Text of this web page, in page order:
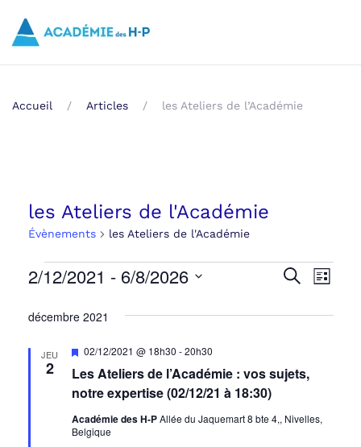
Skip to main content
Accueil Articles les Ateliers de l’Académie
les Ateliers de l'Académie
Évènements les Ateliers de l'Académie
Évènements
vues
Recherche
Liste
2/12/2021 - 6/8/2026
une
décembre 2021
JEU
2
Les Ateliers de l’Académie : vos sujets,
notre expertise (02/12/21 à 18:30)
Mis
avant
02/12/2021 @ 18h30 -20h30
Académie des H-PAllée du Jaquemart 8 bte 4,, Nivelles,
Belgique